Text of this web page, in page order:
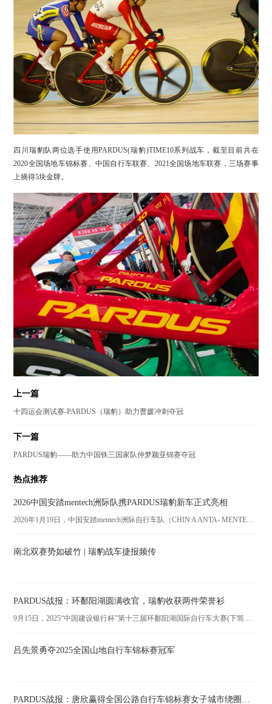
四川瑞豹队两位选手使用PARDUS(瑞豹)TIME10系列战车，截至目前共在
2020全国场地车锦标赛、中国自行车联赛、2021全国场地车联赛，三场赛事
上摘得5块金牌。
上一篇
十四运会测试赛-PARDUS（瑞豹）助力曹媛冲刺夺冠
下一篇
PARDUS瑞豹——助力中国铁三国家队仲梦颖亚锦赛夺冠
热点推荐
2026中国安踏mentech洲际队携PARDUS瑞豹新车正式亮相
2026年1月19日，中国安踏mentech洲际自行车队（CHIN A ANTA- MENTECH CONTINENTAL CYCLING TEAM）在海南三亚召开新赛季发布会。本次发布会以“骏驰万里，踏梦天涯”为主题，16名优秀车手组成的强力阵容集体亮相，安踏2026全新科技战衣、瑞豹第四代Spark Evo战车等装备一一揭晓，吸引了众多体育圈媒体及自行车爱好者的高度关注。
南北双赛势如破竹 | 瑞豹战车捷报频传
PARDUS战报：环鄱阳湖圆满收官，瑞豹收获两件荣誉衫
9月15日，2025“中国建设银行杯”第十三届环鄱阳湖国际自行车大赛(下简称环鄱阳湖)在江西九江正式拉开序幕。经过11个赛段的比拼，中国安踏洲际自行车队收获冲刺王橙衫及大中华最佳粉衫。
吕先景勇夺2025全国山地自行车锦标赛冠军